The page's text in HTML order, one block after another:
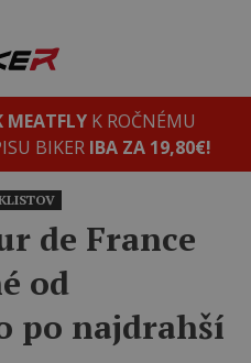
MEATFLYK ROČNÉMU
BIKER IBA ZA 19,80€!
de France
od
po najdrahší